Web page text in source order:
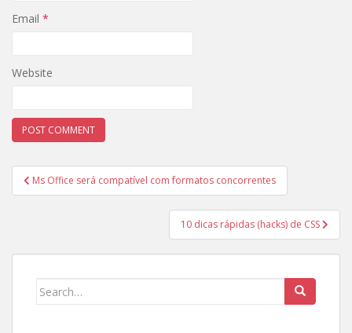
Email *
Website
Post
navigation
Ms Office será compatível com formatos concorrentes
10 dicas rápidas (hacks) de CSS
Search